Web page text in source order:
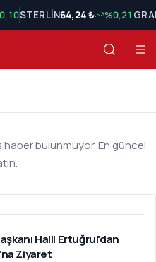
STERLİN64,24 ₺ %0,21
haber bulunmuyor. En güncel
Halil Ertuğrul'dan
Ziyaret